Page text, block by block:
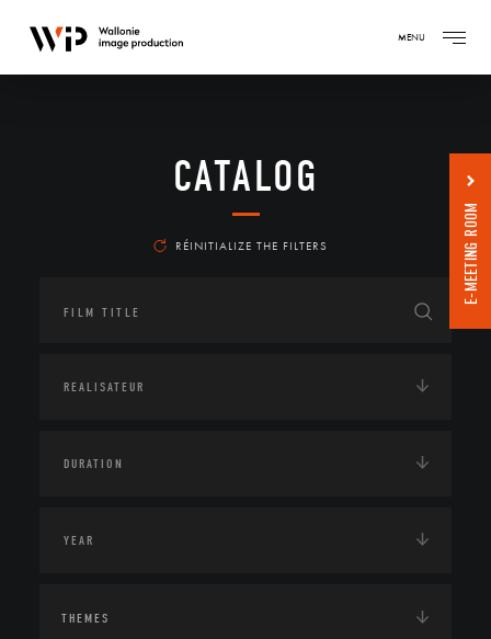
MENU
CATALOG
RÉINITIALIZE THE FILTERS
THEMES
E-MEETING ROOM